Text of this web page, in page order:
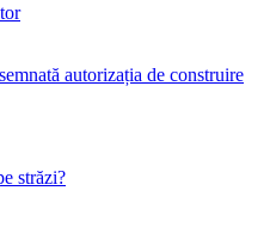
autorizația de construire
străzi?